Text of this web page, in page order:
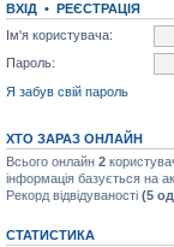
ВХІД • РЕЄСТРАЦІЯ
Ім'я користувача:
Пароль:
Я забув свій пароль
ХТО ЗАРАЗ ОНЛАЙН
Всього онлайн 2
інформація базується на
Рекорд відвідуваності (5
СТАТИСТИКА